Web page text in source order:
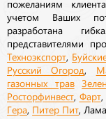
пожеланиям
учетом Ваших
разработана
представителями
Техноэкспорт
Русский Огород
газонных трав
Росторфинвест Фарт,
Гера Питер Пит ,